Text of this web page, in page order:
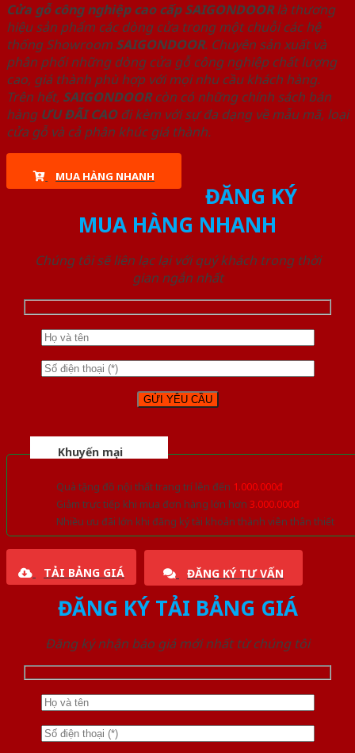
Cửa gỗ công nghiệp cao cấp SAIGONDOORlà thương
hiệu sản phẩm các dòng cửa trong một chuỗi các hệ
thống Showroom SAIGONDOOR. Chuyên sản xuất và
phân phối những dòng cửa gỗ công nghiệp chất lượng
cao, giá thành phù hợp với mọi nhu cầu khách hàng.
Trên hết, SAIGONDOORcòn có những chính sách bán
hàng ƯU ĐÃI CAOđi kèm với sự đa dạng về mẫu mã, loại
cửa gỗ và cả phân khúc giá thành.
MUA HÀNG NHANH
ĐĂNG KÝ
MUA HÀNG NHANH
Chúng tôi sẽ liên lạc lại với quý khách trong thời
gian ngắn nhất
Khuyến mại
Quà tặng đồ nội thất trang trí lên đến 1.000.000đ
Giảm trực tiếp khi mua đơn hàng lớn hơn 3.000.000đ
Nhiều ưu đãi lớn khi đăng ký tài khoản thành viên thân thiết
TẢI BẢNG GIÁ ĐĂNG KÝ TƯ VẤN
ĐĂNG KÝ TẢI BẢNG GIÁ
Đăng ký nhận báo giá mới nhất từ chúng tôi